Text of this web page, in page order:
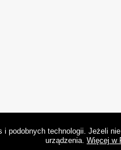
i podobnych technologii. Jeżeli
urządzenia. Więcej w